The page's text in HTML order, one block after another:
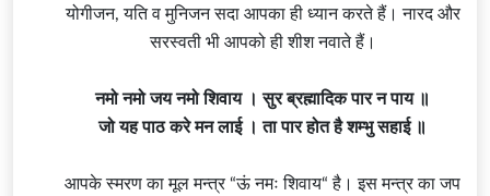
योगीजन, यति व मुनिजन सदा आपका ही ध्यान करते हैं। नारद और
सरस्वती भी आपको ही शीश नवाते हैं।
नमो नमो जय नमो शिवाय । सुर ब्रह्मादिक पार न पाय ॥
जो यह पाठ करे मन लाई । ता पार होत है शम्भु सहाई ॥
आपके स्मरण का मूलमन्त्र “ऊं नमः शिवाय“ है। इस मन्त्र का जप